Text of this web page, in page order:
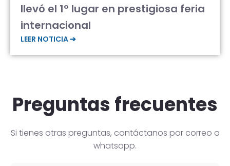
llevó el 1° lugar en prestigiosa feria
internacional
LEER NOTICIA ➔
Preguntas frecuentes
Si tienes otras preguntas, contáctanos por correo o
whatsapp.